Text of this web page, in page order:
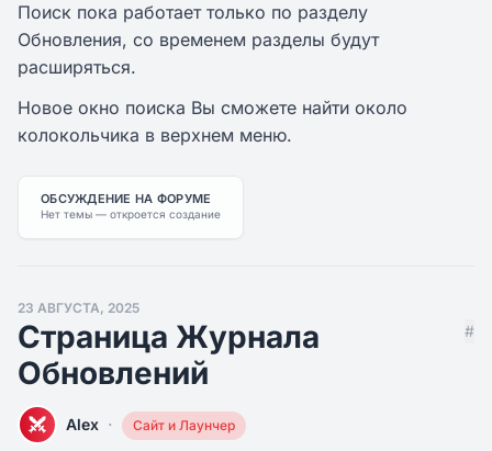
Поиск пока работает только по разделу
Обновления, со временем разделы будут
расширяться.
Новое окно поиска Вы сможете найти около
колокольчика в верхнем меню.
ОБСУЖДЕНИЕ НА ФОРУМЕ
Нет темы — откроется создание
23 АВГУСТА, 2025
Страница Журнала
Обновлений
#
Alex · Сайт и Лаунчер